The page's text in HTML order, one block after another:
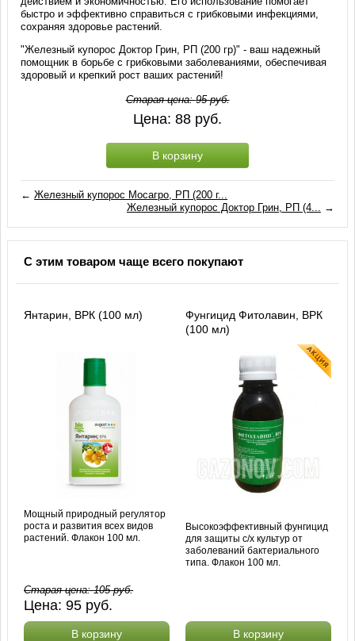
быстро и эффективно справиться с грибковыми инфекциями,
сохраняя здоровье растений.
"Железный купорос Доктор Грин, РП (200 гр)" - ваш надежный
помощник в борьбе с грибковыми заболеваниями, обеспечивая
здоровый и крепкий рост ваших растений!
Старая цена:95руб.
Цена: 88 руб.
В корзину
←Железный купорос Мосагро, РП (200 г...
Железный купорос Доктор Грин, РП (4... →
С этим товаром чаще всего покупают
Янтарин, ВРК (100 мл)
Мощный природный регулятор
роста и развития всех видов
растений. Флакон 100 мл.
Старая цена:105руб.
Цена:95 руб.
В корзину
Фунгицид Фитолавин, ВРК
(100 мл)
Высокоэффективный фунгицид
для защиты с/х культур от
заболеваний бактериального
типа. Флакон 100 мл.
В корзину